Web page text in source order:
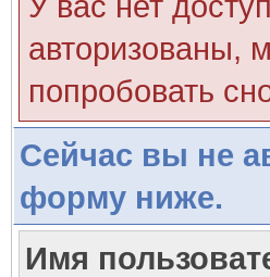
авторизованы,
попробовать
Сейчас вы не
форму ниже.
Имя